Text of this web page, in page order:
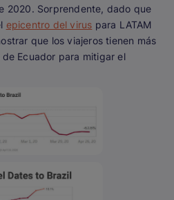
2020. Sorprendente, dado que
epicentro del virus para LATAM
que los viajeros tienen más
Ecuador para mitigar el